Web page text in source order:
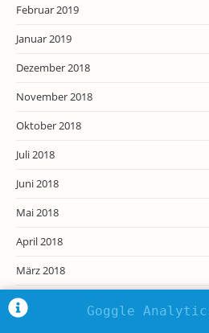
Februar 2019
Januar 2019
Dezember 2018
November 2018
Oktober 2018
Juli 2018
Juni 2018
Mai 2018
April 2018
März 2018
Januar 2018
Goggle